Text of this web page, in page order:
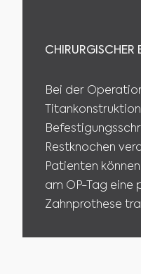
CHIRURGISCHER
Bei der
Restknochen
Patienten
am OP-Tag eine
Zahnprothese